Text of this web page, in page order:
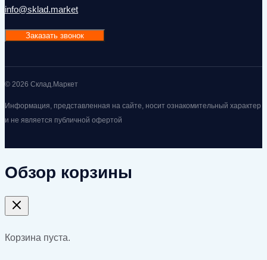
info@sklad.market
Заказать звонок
© 2026 Склад.Маркет
Информация, представленная на сайте, носит ознакомительный характер
и не является публичной офертой
Обзор корзины
Корзина пуста.